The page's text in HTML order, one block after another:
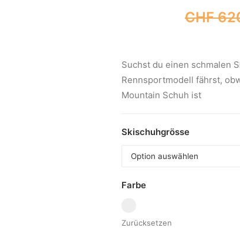
CHF
Suchst du einen schmalen
Rennsportmodell fährst,
Mountain Schuh ist
Skischuhgrösse
Farbe
Zurücksetzen